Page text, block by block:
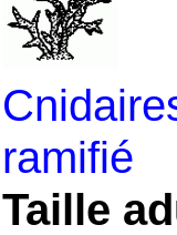
ramifié
Taille